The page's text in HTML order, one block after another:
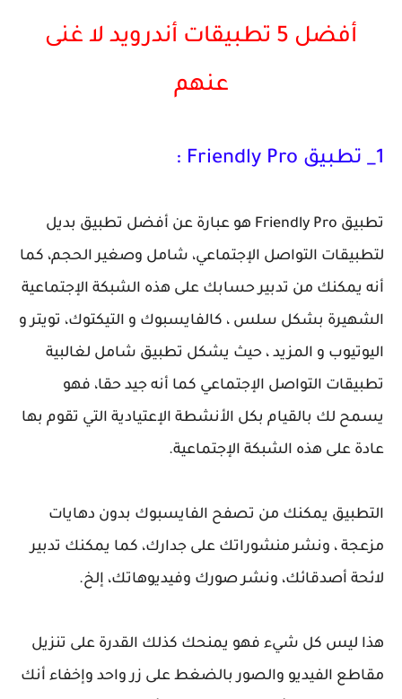
أفضل 5 تطبيقات أندرويد لا غنى
عنهم
1_ تطبيق Friendly Pro :
تطبيق Friendly Pro هو عبارة عن أفضل تطبيق بديل
لتطبيقات التواصل الإجتماعي، شامل وصغير الحجم، كما
أنه يمكنك من تدبير حسابك على هذه الشبكة الإجتماعية
الشهيرة بشكل سلس ، كالفايسبوك و التيكتوك، تويتر و
اليوتيوب و المزيد ، حيث يشكل تطبيق شامل لغالبية
تطبيقات التواصل الإجتماعي كما أنه جيد حقا، فهو
يسمح لك بالقيام بكل الأنشطة الإعتيادية التي تقوم بها
عادة على هذه الشبكة الإجتماعية.
التطبيق يمكنك من تصفح الفايسبوك بدون دهايات
مزعجة ، ونشر منشوراتك على جدارك، كما يمكنك تدبير
لائحة أصدقائك، ونشر صورك وفيديوهاتك، إلخ.
هذا ليس كل شيء فهو يمنحك كذلك القدرة على تنزيل
مقاطع الفيديو والصور بالضغط على زر واحد وإخفاء أنك